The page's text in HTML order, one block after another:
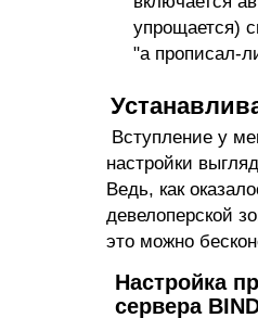
упрощается)
"a прописал-
Вступление у
настройки
Ведь, как
девелоперской
это можно
Настройка
сервера